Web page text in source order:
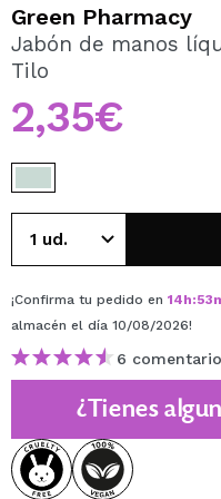
Al crear una cuenta en
tus compras
Green Pharmacy
Jabón de manos
Tilo
2,35€
¡Confirma tu pedido en 14h:53
almacén el día 10/08/2026!
6
¿Tienes